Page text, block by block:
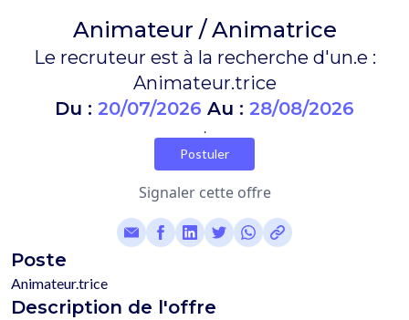
Animateur / Animatrice
Le recruteur est à la recherche d'un.e :
Animateur.trice
Du : 20/07/2026 Au : 28/08/2026
.
Postuler
Signaler cette offre
Poste
Animateur.trice
Description de l'offre